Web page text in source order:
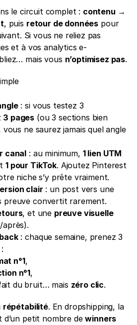
le circuit complet : contenu →
, puis retour de données pour
Si vous ne reliez pas
et à vos analytics e-
mais vous n’optimisez pas.
: si vous testez 3
3 pages (ou 3 sections bien
ne saurez jamais quel angle
canal : au minimum, 1 lien UTM
1 pour TikTok. Ajoutez Pinterest
niche s’y prête vraiment.
clair : un post vers une
preuve convertit rarement.
, et une preuve visuelle
après).
: chaque semaine, prenez 3
n°1,
n°1,
du bruit… mais zéro clic.
répétabilité. En dropshipping, la
d’un petit nombre de winners